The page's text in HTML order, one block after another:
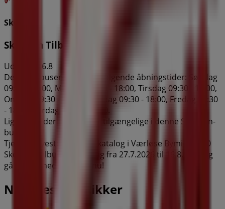
Skousen
Skousen Tilbudsavis
Udløber 16.8
Denne Skousen butik har følgende åbningstider: Søndag
09:30 - 15:00, Mandag 09:30 - 18:00, Tirsdag 09:30 - 18:00,
Onsdag 09:30 - 18:00, Torsdag 09:30 - 18:00, Fredag 09:30
- 18:00, Lørdag 09:30 - 15:00.
Lige nu er der 1-kataloger tilgængelige i denne Skousen-
butik.
Tjek det nyeste Skousen-katalog i Værløse Bymidte 100
Skousen Tilbudsavis gyldig fra 27.7.2026 til 16.8.2026 og
gå i gang med at spare nu!
Nærmeste butikker